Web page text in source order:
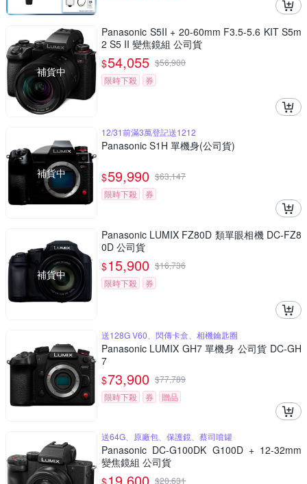
補貨中
Panasonic S5II + 20-60mm F3.5-5.6 KIT S5m
2 S5 II 變焦鏡組 公司貨
$54,055 $56,900
限時下殺
券
補貨中
12/31前滿3萬登記送1212
Panasonic S1H 單機身(公司貨)
$59,990 $63,147
限時下殺
券
補貨中
Panasonic LUMIX FZ80D 類單眼相機 DC-FZ8
0D 公司貨
$15,900 $16,736
限時下殺
券
送128G V60、閃傳卡盒、相機鑰匙圈
Panasonic LUMIX GH7 單機身 公司貨 DC-GH
7
$73,900 $77,789
限時下殺
券 贈品
送64G、原廠包、保護鏡、蔡司噴罐
Panasonic DC-G100DK G100D + 12-32mm
變焦鏡組 公司貨
$20,631